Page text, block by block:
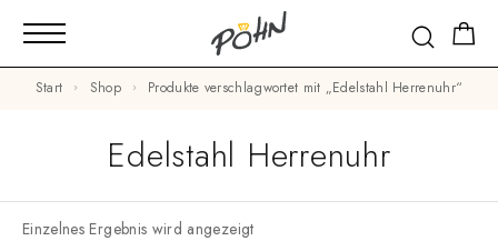
Start Shop Produkte verschlagwortet mit „Edelstahl Herrenuhr“
Edelstahl Herrenuhr
Einzelnes Ergebnis wird angezeigt